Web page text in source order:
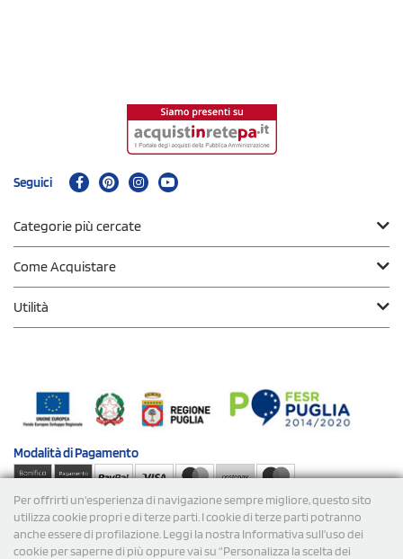
Per offrirti un'esperienza di navigazione sempre migliore, questo sito
utilizza cookie propri e di terze parti. I cookie di terze parti potranno
anche essere di profilazione. Leggi la nostra Informativa sull’uso dei
cookie per saperne di più oppure vai su “Personalizza la scelta dei
Seguici
Categorie più cercate
Come Acquistare
Utilità
Modalità diPagamento
Spedizioni